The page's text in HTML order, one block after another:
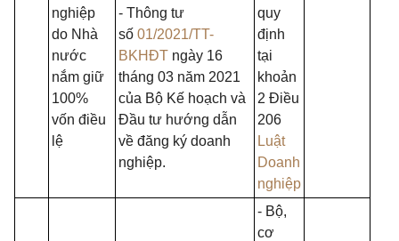
nghiệp
do Nhà
nước
nắm giữ
100%
vốn điều
lệ
- Thông tư
số 01/2021/TT-
BKHĐT ngày 16
tháng 03 năm 2021
của Bộ Kế hoạch và
Đầu tư hướng dẫn
về đăng ký doanh
nghiệp.
quy
định
tại
khoản
2 Điều
206
Luật
Doanh
nghiệp
- Bộ,
cơ